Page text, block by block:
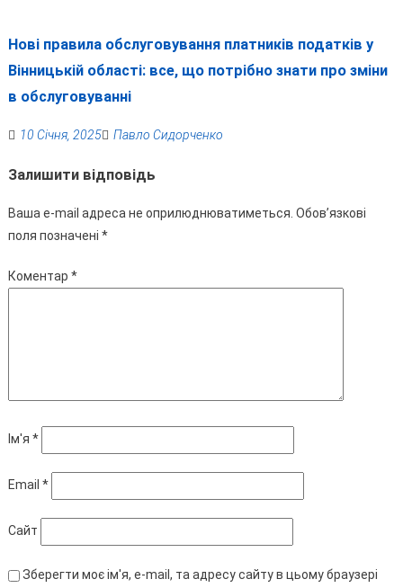
Нові правила обслуговування платників податків у
Вінницькій області: все, що потрібно знати про зміни
в обслуговуванні
10 Січня, 2025 Павло Сидорченко
Залишити відповідь
Ваша e-mail адреса не оприлюднюватиметься. Обов’язкові
поля позначені *
Коментар *
Ім'я *
Email *
Сайт
Зберегти моє ім'я, e-mail, та адресу сайту в цьому браузері